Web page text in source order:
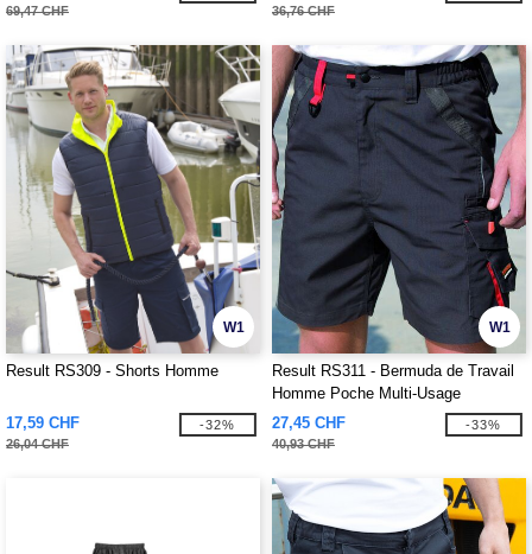
69,47 CHF 36,76 CHF
W1
Result RS309 - Shorts Homme
17,59 CHF
26,04 CHF
-32%
W1
Result RS311 - Bermuda de Travail
Homme Poche Multi-Usage
27,45 CHF
40,93 CHF
-33%